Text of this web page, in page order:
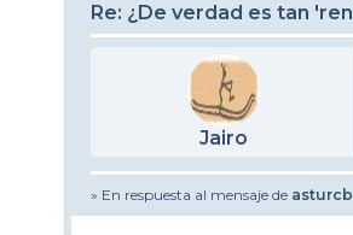
Re: ¿De verdad es tan
Jairo
» En respuesta al mensaje de